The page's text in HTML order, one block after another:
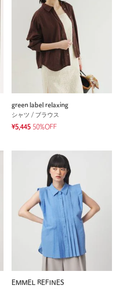
green label relaxing
シャツ / ブラウス
¥5,445 50%OFF
EMMEL REFINES